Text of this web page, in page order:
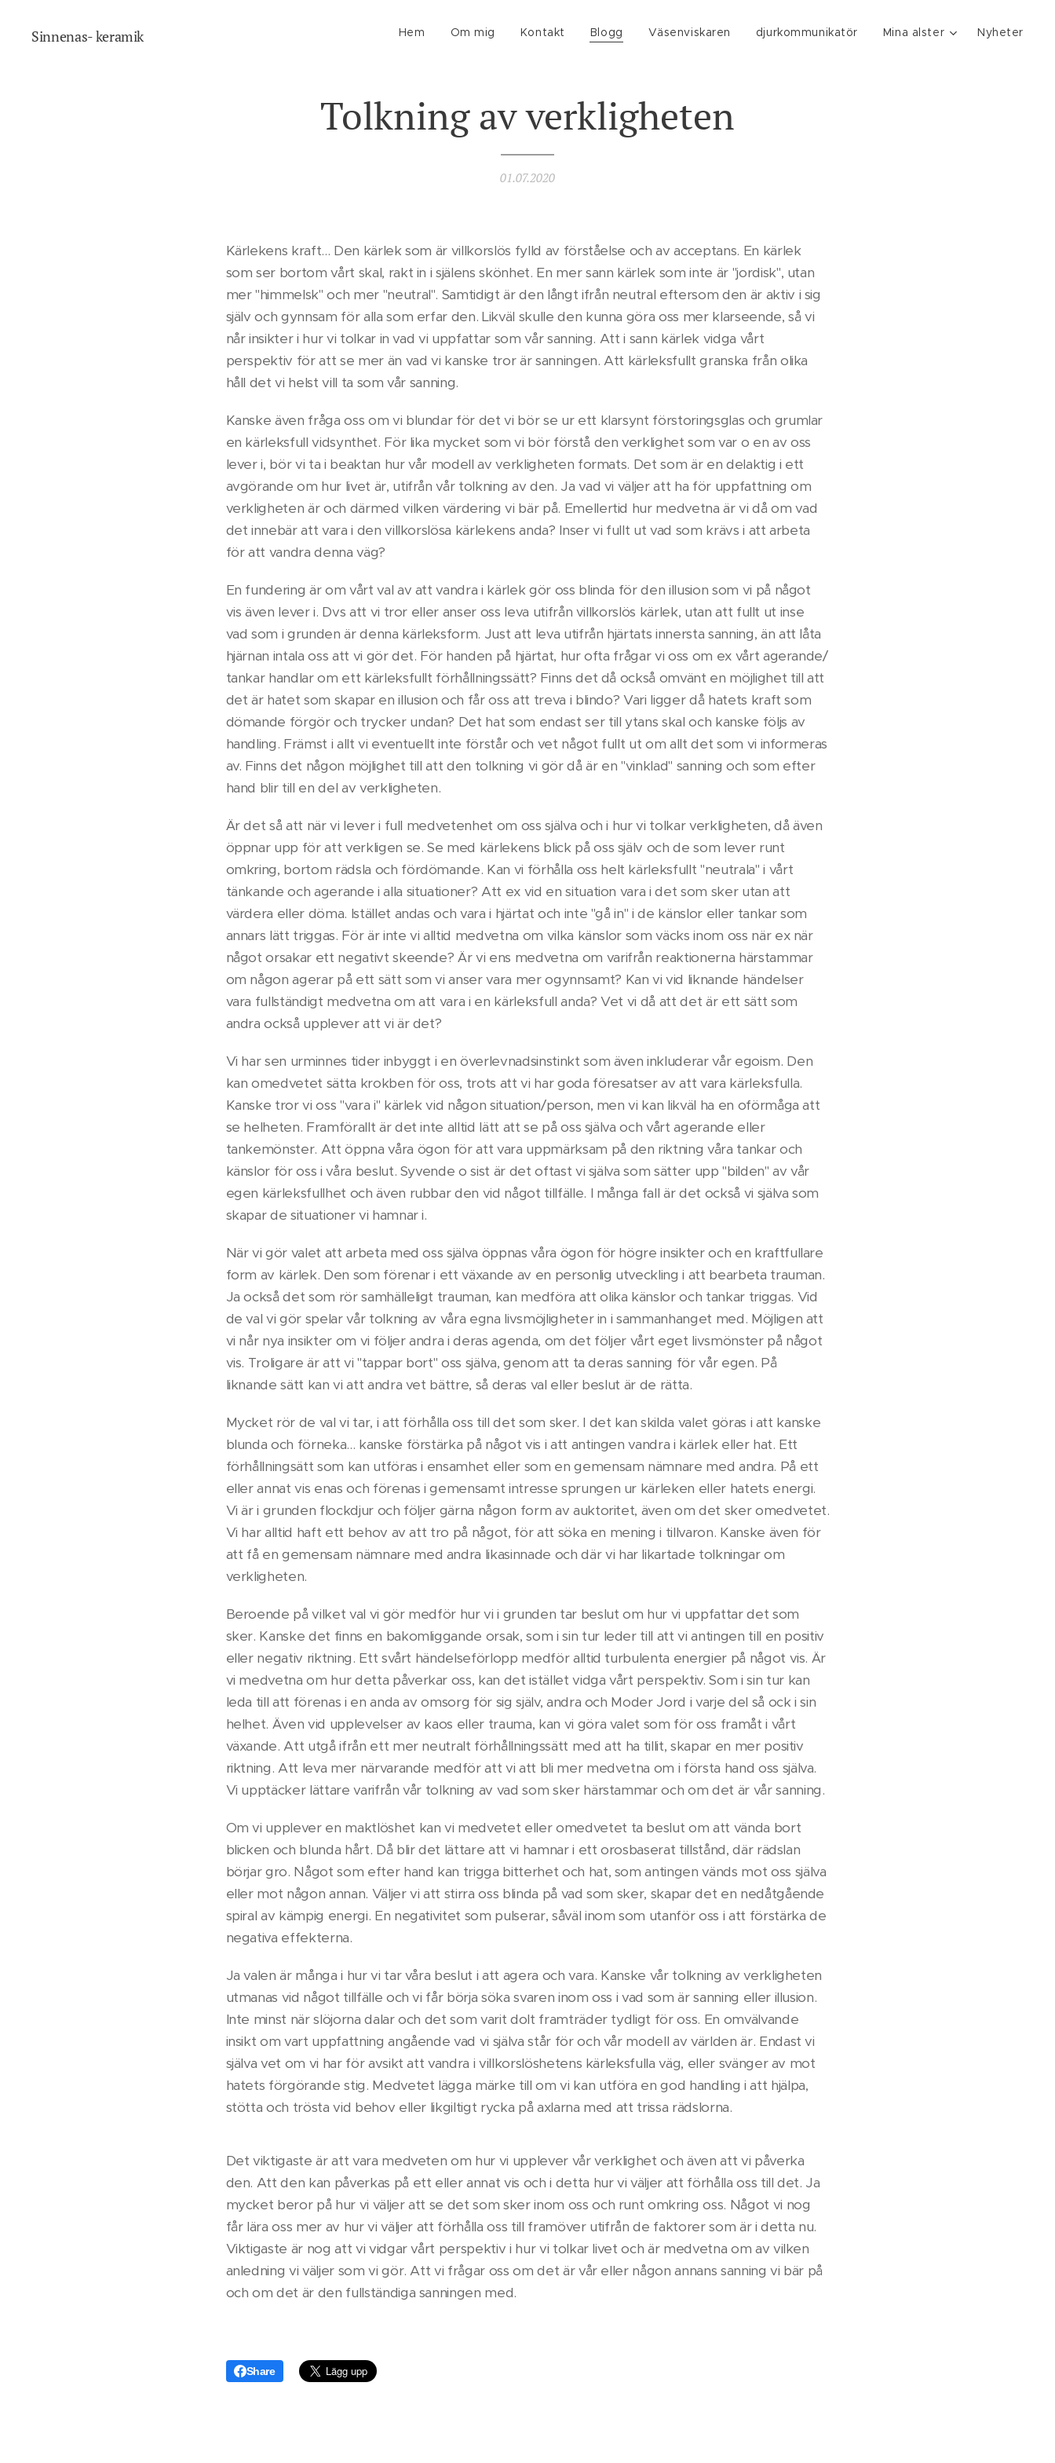
Sinnenas- keramik Hem Om mig Kontakt Blogg Väsenviskaren djurkommunikatör Mina alster Nyheter
Tolkning av verkligheten
01.07.2020
Kärlekens kraft... Den kärlek som är villkorslös fylld av förståelse och av acceptans. En kärlek
som ser bortom vårt skal, rakt in i själens skönhet. En mer sann kärlek som inte är "jordisk", utan
mer "himmelsk" och mer "neutral". Samtidigt är den långt ifrån neutral eftersom den är aktiv i sig
själv och gynnsam för alla som erfar den. Likväl skulle den kunna göra oss mer klarseende, så vi
når insikter i hur vi tolkar in vad vi uppfattar som vår sanning. Att i sann kärlek vidga vårt
perspektiv för att se mer än vad vi kanske tror är sanningen. Att kärleksfullt granska från olika
håll det vi helst vill ta som vår sanning.
Kanske även fråga oss om vi blundar för det vi bör se ur ett klarsynt förstoringsglas och grumlar
en kärleksfull vidsynthet. För lika mycket som vi bör förstå den verklighet som var o en av oss
lever i, bör vi ta i beaktan hur vår modell av verkligheten formats. Det som är en delaktig i ett
avgörande om hur livet är, utifrån vår tolkning av den. Ja vad vi väljer att ha för uppfattning om
verkligheten är och därmed vilken värdering vi bär på. Emellertid hur medvetna är vi då om vad
det innebär att vara i den villkorslösa kärlekens anda? Inser vi fullt ut vad som krävs i att arbeta
för att vandra denna väg?
En fundering är om vårt val av att vandra i kärlek gör oss blinda för den illusion som vi på något
vis även lever i. Dvs att vi tror eller anser oss leva utifrån villkorslös kärlek, utan att fullt ut inse
vad som i grunden är denna kärleksform. Just att leva utifrån hjärtats innersta sanning, än att låta
hjärnan intala oss att vi gör det. För handen på hjärtat, hur ofta frågar vi oss om ex vårt agerande/
tankar handlar om ett kärleksfullt förhållningssätt? Finns det då också omvänt en möjlighet till att
det är hatet som skapar en illusion och får oss att treva i blindo? Vari ligger då hatets kraft som
dömande förgör och trycker undan? Det hat som endast ser till ytans skal och kanske följs av
handling. Främst i allt vi eventuellt inte förstår och vet något fullt ut om allt det som vi informeras
av. Finns det någon möjlighet till att den tolkning vi gör då är en "vinklad" sanning och som efter
hand blir till en del av verkligheten.
Är det så att när vi lever i full medvetenhet om oss själva och i hur vi tolkar verkligheten, då även
öppnar upp för att verkligen se. Se med kärlekens blick på oss själv och de som lever runt
omkring, bortom rädsla och fördömande. Kan vi förhålla oss helt kärleksfullt "neutrala" i vårt
tänkande och agerande i alla situationer? Att ex vid en situation vara i det som sker utan att
värdera eller döma. Istället andas och vara i hjärtat och inte "gå in" i de känslor eller tankar som
annars lätt triggas. För är inte vi alltid medvetna om vilka känslor som väcks inom oss när ex när
något orsakar ett negativt skeende? Är vi ens medvetna om varifrån reaktionerna härstammar
om någon agerar på ett sätt som vi anser vara mer ogynnsamt? Kan vi vid liknande händelser
vara fullständigt medvetna om att vara i en kärleksfull anda? Vet vi då att det är ett sätt som
andra också upplever att vi är det?
Vi har sen urminnes tider inbyggt i en överlevnadsinstinkt som även inkluderar vår egoism. Den
kan omedvetet sätta krokben för oss, trots att vi har goda föresatser av att vara kärleksfulla.
Kanske tror vi oss "vara i" kärlek vid någon situation/person, men vi kan likväl ha en oförmåga att
se helheten. Framförallt är det inte alltid lätt att se på oss själva och vårt agerande eller
tankemönster. Att öppna våra ögon för att vara uppmärksam på den riktning våra tankar och
känslor för oss i våra beslut. Syvende o sist är det oftast vi själva som sätter upp "bilden" av vår
egen kärleksfullhet och även rubbar den vid något tillfälle. I många fall är det också vi själva som
skapar de situationer vi hamnar i.
När vi gör valet att arbeta med oss själva öppnas våra ögon för högre insikter och en kraftfullare
form av kärlek. Den som förenar i ett växande av en personlig utveckling i att bearbeta trauman.
Ja också det som rör samhälleligt trauman, kan medföra att olika känslor och tankar triggas. Vid
de val vi gör spelar vår tolkning av våra egna livsmöjligheter in i sammanhanget med. Möjligen att
vi når nya insikter om vi följer andra i deras agenda, om det följer vårt eget livsmönster på något
vis. Troligare är att vi "tappar bort" oss själva, genom att ta deras sanning för vår egen. På
liknande sätt kan vi att andra vet bättre, så deras val eller beslut är de rätta.
Mycket rör de val vi tar, i att förhålla oss till det som sker. I det kan skilda valet göras i att kanske
blunda och förneka... kanske förstärka på något vis i att antingen vandra i kärlek eller hat. Ett
förhållningsätt som kan utföras i ensamhet eller som en gemensam nämnare med andra. På ett
eller annat vis enas och förenas i gemensamt intresse sprungen ur kärleken eller hatets energi.
Vi är i grunden flockdjur och följer gärna någon form av auktoritet, även om det sker omedvetet.
Vi har alltid haft ett behov av att tro på något, för att söka en mening i tillvaron. Kanske även för
att få en gemensam nämnare med andra likasinnade och där vi har likartade tolkningar om
verkligheten.
Beroende på vilket val vi gör medför hur vi i grunden tar beslut om hur vi uppfattar det som
sker. Kanske det finns en bakomliggande orsak, som i sin tur leder till att vi antingen till en positiv
eller negativ riktning. Ett svårt händelseförlopp medför alltid turbulenta energier på något vis. Är
vi medvetna om hur detta påverkar oss, kan det istället vidga vårt perspektiv. Som i sin tur kan
leda till att förenas i en anda av omsorg för sig själv, andra och Moder Jord i varje del så ock i sin
helhet. Även vid upplevelser av kaos eller trauma, kan vi göra valet som för oss framåt i vårt
växande. Att utgå ifrån ett mer neutralt förhållningssätt med att ha tillit, skapar en mer positiv
riktning. Att leva mer närvarande medför att vi att bli mer medvetna om i första hand oss själva.
Vi upptäcker lättare varifrån vår tolkning av vad som sker härstammar och om det är vår sanning.
Om vi upplever en maktlöshet kan vi medvetet eller omedvetet ta beslut om att vända bort
blicken och blunda hårt. Då blir det lättare att vi hamnar i ett orosbaserat tillstånd, där rädslan
börjar gro. Något som efter hand kan trigga bitterhet och hat, som antingen vänds mot oss själva
eller mot någon annan. Väljer vi att stirra oss blinda på vad som sker, skapar det en nedåtgående
spiral av kämpig energi. En negativitet som pulserar, såväl inom som utanför oss i att förstärka de
negativa effekterna.
Ja valen är många i hur vi tar våra beslut i att agera och vara. Kanske vår tolkning av verkligheten
utmanas vid något tillfälle och vi får börja söka svaren inom oss i vad som är sanning eller illusion.
Inte minst när slöjorna dalar och det som varit dolt framträder tydligt för oss. En omvälvande
insikt om vart uppfattning angående vad vi själva står för och vår modell av världen är. Endast vi
själva vet om vi har för avsikt att vandra i villkorslöshetens kärleksfulla väg, eller svänger av mot
hatets förgörande stig. Medvetet lägga märke till om vi kan utföra en god handling i att hjälpa,
stötta och trösta vid behov eller likgiltigt rycka på axlarna med att trissa rädslorna.
Det viktigaste är att vara medveten om hur vi upplever vår verklighet och även att vi påverka
den. Att den kan påverkas på ett eller annat vis och i detta hur vi väljer att förhålla oss till det. Ja
mycket beror på hur vi väljer att se det som sker inom oss och runt omkring oss. Något vi nog
får lära oss mer av hur vi väljer att förhålla oss till framöver utifrån de faktorer som är i detta nu.
Viktigaste är nog att vi vidgar vårt perspektiv i hur vi tolkar livet och är medvetna om av vilken
anledning vi väljer som vi gör. Att vi frågar oss om det är vår eller någon annans sanning vi bär på
och om det är den fullständiga sanningen med.
Share